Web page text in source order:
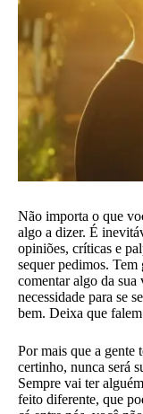
Não importa o que
algo a dizer. É
opiniões, críticas e
sequer pedimos.
comentar algo da sua
necessidade para se
bem. Deixa que
Por mais que a gente
certinho, nunca será
Sempre vai ter
feito diferente, que